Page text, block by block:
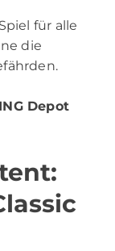
für alle
die
Depot